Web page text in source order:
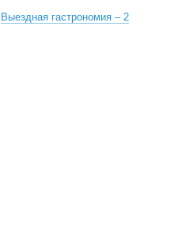
Выездная гастрономия – 2